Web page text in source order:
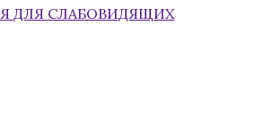
ДЛЯ СЛАБОВИДЯЩИХ